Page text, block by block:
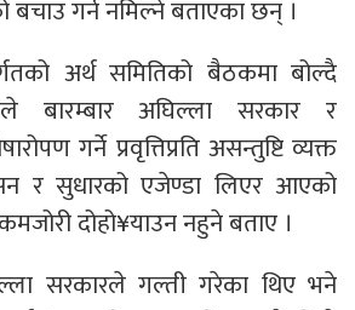
गर्न नमिल्ने बताएका छन् ।
अर्थ समितिको बैठकमा बोल्दै
बारम्बार अघिल्ला सरकार र
गर्ने प्रवृत्तिप्रति असन्तुष्टि व्यक्त
र सुधारको एजेण्डा लिएर आएको
दोहो¥याउन नहुने बताए ।
सरकारले गल्ती गरेका थिए भने